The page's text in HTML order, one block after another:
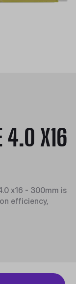
4.0 X16
x16 - 300mm is
efficiency,